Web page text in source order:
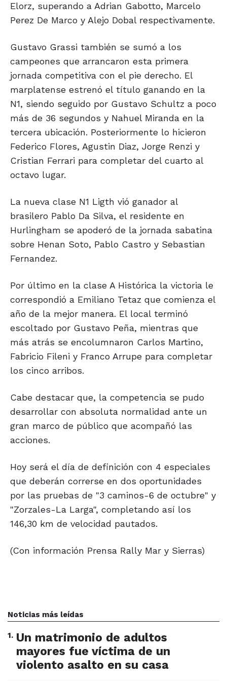
Elorz, superando a Adrian Gabotto, Marcelo
Perez De Marco y Alejo Dobal respectivamente.
Gustavo Grassi también se sumó a los
campeones que arrancaron esta primera
jornada competitiva con el pie derecho. El
marplatense estrenó el título ganando en la
N1, siendo seguido por Gustavo Schultz a poco
más de 36 segundos y Nahuel Miranda en la
tercera ubicación. Posteriormente lo hicieron
Federico Flores, Agustin Diaz, Jorge Renzi y
Cristian Ferrari para completar del cuarto al
octavo lugar.
La nueva clase N1 Ligth vió ganador al
brasilero Pablo Da Silva, el residente en
Hurlingham se apoderó de la jornada sabatina
sobre Henan Soto, Pablo Castro y Sebastian
Fernandez.
Por último en la clase A Histórica la victoria le
correspondió a Emiliano Tetaz que comienza el
año de la mejor manera. El local terminó
escoltado por Gustavo Peña, mientras que
más atrás se encolumnaron Carlos Martino,
Fabricio Fileni y Franco Arrupe para completar
los cinco arribos.
Cabe destacar que, la competencia se pudo
desarrollar con absoluta normalidad ante un
gran marco de público que acompañó las
acciones.
Hoy será el día de definición con 4 especiales
que deberán correrse en dos oportunidades
por las pruebas de "3 caminos-6 de octubre" y
"Zorzales-La Larga", completando así los
146,30 km de velocidad pautados.
(Con información Prensa Rally Mar y Sierras)
Noticias más leídas
1. Un matrimonio de adultos
mayores fue víctima de un
violento asalto en su casa